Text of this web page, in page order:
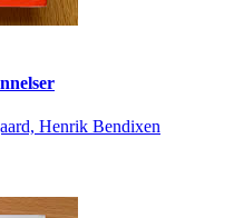
Henrik Bendixen